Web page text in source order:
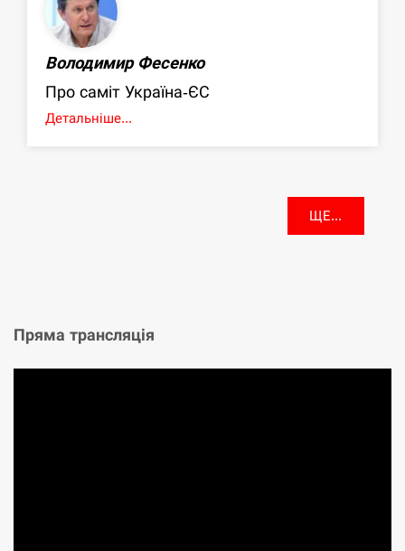
Володимир Фесенко
Про саміт Україна-ЄС
Детальніше...
ЩЕ...
Пряма трансляція